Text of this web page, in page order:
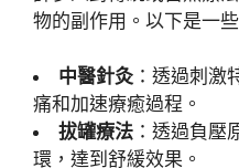
物的副作用。以下是一
中醫針灸 ：透過刺激
痛和加速療癒過程。
拔罐療法 ：透過負壓
環，達到舒緩效果。